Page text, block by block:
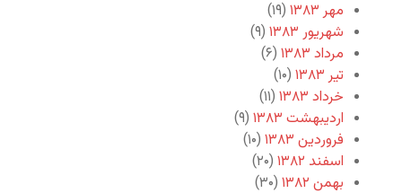
مهر ۱۳۸۳
(۱۹)
شهریور ۱۳۸۳
(۹)
مرداد ۱۳۸۳
(۶)
تیر ۱۳۸۳
(۱۰)
خرداد ۱۳۸۳
(۱۱)
اردیبهشت ۱۳۸۳
(۹)
فروردین ۱۳۸۳
(۱۰)
اسفند ۱۳۸۲
(۲۰)
بهمن ۱۳۸۲
(۳۰)